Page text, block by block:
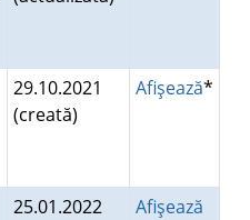
29.10.2021
(creată)
Afişează*
25.01.2022
Afişează